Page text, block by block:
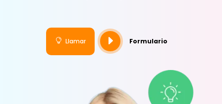
 Llamar E Formulario